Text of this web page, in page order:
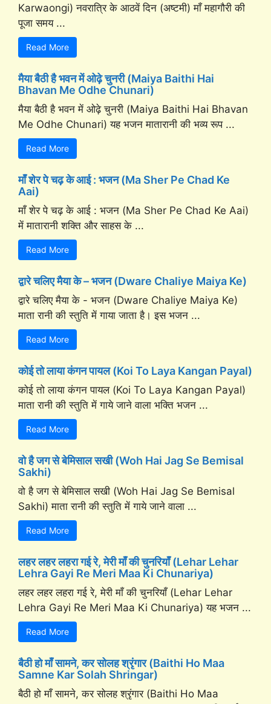
Karwaongi) नवरात्रि के आठवें दिन (अष्टमी) माँ महागौरी की
पूजा समय ...
Read More
मैया बैठी है भवन में ओढ़े चुनरी (Maiya Baithi Hai
Bhavan Me Odhe Chunari)
मैया बैठी है भवन में ओढ़े चुनरी (Maiya Baithi Hai Bhavan
Me Odhe Chunari) यह भजन मातारानी की भव्य रूप ...
Read More
माँ शेर पे चढ़ के आई : भजन (Ma Sher Pe Chad Ke
Aai)
माँ शेर पे चढ़ के आई : भजन (Ma Sher Pe Chad Ke Aai)
में मातारानी शक्ति और साहस के ...
Read More
द्वारे चलिए मैया के – भजन (Dware Chaliye Maiya Ke)
द्वारे चलिए मैया के - भजन (Dware Chaliye Maiya Ke)
माता रानी की स्तुति में गाया जाता है। इस भजन ...
Read More
कोई तो लाया कंगन पायल (Koi To Laya Kangan Payal)
कोई तो लाया कंगन पायल (Koi To Laya Kangan Payal)
माता रानी की स्तुति में गाये जाने वाला भक्ति भजन ...
Read More
वो है जग से बेमिसाल सखी (Woh Hai Jag Se Bemisal
Sakhi)
वो है जग से बेमिसाल सखी (Woh Hai Jag Se Bemisal
Sakhi) माता रानी की स्तुति में गाये जाने वाला ...
Read More
लहर लहर लहरा गई रे, मेरी माँ की चुनरियाँ (Lehar Lehar
Lehra Gayi Re Meri Maa Ki Chunariya)
लहर लहर लहरा गई रे, मेरी माँ की चुनरियाँ (Lehar Lehar
Lehra Gayi Re Meri Maa Ki Chunariya) यह भजन ...
Read More
बैठी हो माँ सामने, कर सोलह श्रृंगार (Baithi Ho Maa
Samne Kar Solah Shringar)
बैठी हो माँ सामने, कर सोलह श्रृंगार (Baithi Ho Maa